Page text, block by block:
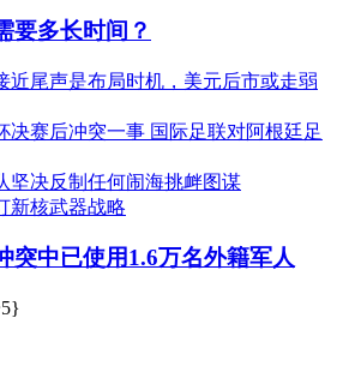
要多长时间？
近尾声是布局时机，美元后市或走弱
决赛后冲突一事 国际足联对阿根廷足
坚决反制任何闹海挑衅图谋
新核武器战略
突中已使用1.6万名外籍军人